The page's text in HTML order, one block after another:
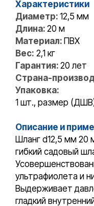
Характеристики
Диаметр: 12,5 мм
Длина: 20 м
Материал: ПВХ
Вес: 2,1 кг
Гарантия: 20 лет
Страна-
Упаковка:
1 шт., размер (ДШВ):
Описание и
Шланг d12,5 мм 20
гибкий садовый
ультрафиолета и
Выдерживает
гладкий